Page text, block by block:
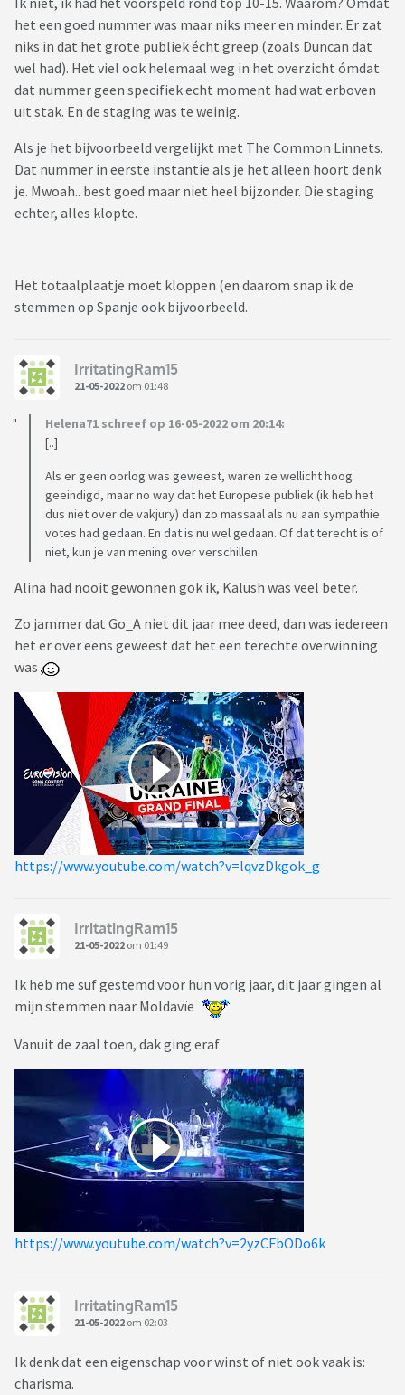
het een goed nummer was maar niks meer en minder. Er zat
niks in dat het grote publiek écht greep (zoals Duncan dat
wel had). Het viel ook helemaal weg in het overzicht ómdat
dat nummer geen specifiek echt moment had wat erboven
uit stak. En de staging was te weinig.
Als je het bijvoorbeeld vergelijkt met The Common Linnets.
Dat nummer in eerste instantie als je het alleen hoort denk
je. Mwoah.. best goed maar niet heel bijzonder. Die staging
echter, alles klopte.
Het totaalplaatje moet kloppen (en daarom snap ik de
stemmen op Spanje ook bijvoorbeeld.
IrritatingRam15
21-05-2022 om 01:48
Helena71 schreef op 16-05-2022 om 20:14:
[..]
Als er geen oorlog was geweest, waren ze wellicht hoog
geeindigd, maar no way dat het Europese publiek (ik heb het
dus niet over de vakjury) dan zo massaal als nu aan sympathie
votes had gedaan. En dat is nu wel gedaan. Of dat terecht is of
niet, kun je van mening over verschillen.
Alina had nooit gewonnen gok ik, Kalush was veel beter.
Zo jammer dat Go_A niet dit jaar mee deed, dan was iedereen
het er over eens geweest dat het een terechte overwinning
was
https://www.youtube.com/watch?v=lqvzDkgok_g
IrritatingRam15
21-05-2022 om 01:49
Ik heb me suf gestemd voor hun vorig jaar, dit jaar gingen al
mijn stemmen naar Moldavïe
Vanuit de zaal toen, dak ging eraf
https://www.youtube.com/watch?v=2yzCFbODo6k
IrritatingRam15
21-05-2022 om 02:03
Ik denk dat een eigenschap voor winst of niet ook vaak is:
charisma.